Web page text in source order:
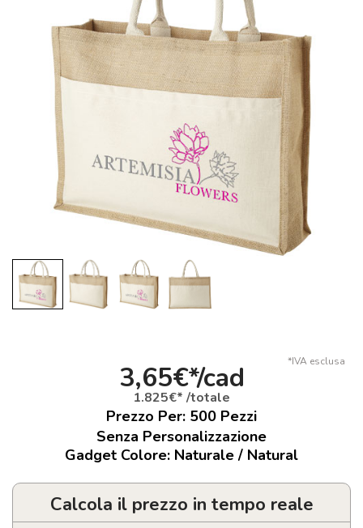
*IVA esclusa
3,65€*/cad
1.825€* /totale
Prezzo Per: 500 Pezzi
Senza Personalizzazione
Gadget Colore: Naturale / Natural
Calcola il prezzo in tempo reale